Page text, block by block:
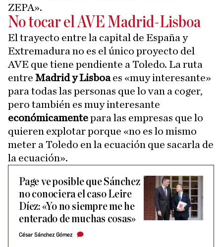
ZEPA».
No tocar el AVE Madrid-Lisboa
El trayecto entre la capital de España y
Extremadura no es el único proyecto del
AVE que tiene pendiente a Toledo. La ruta
entre Madrid y Lisboaes «muy interesante»
para todas las personas que lo van a coger,
pero también es muy interesante
económicamentepara las empresas que lo
quieren explotar porque «no es lo mismo
meter a Toledo en la ecuación que sacarla de
la ecuación».
Page ve posible que Sánchez
no conociera el caso Leire
Díez: «Yo no siempre me he
enterado de muchas cosas»
César Sánchez Gómez